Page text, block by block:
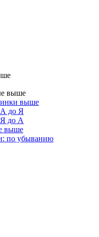
выше
выше
А до Я
Я до А
выше
по убыванию